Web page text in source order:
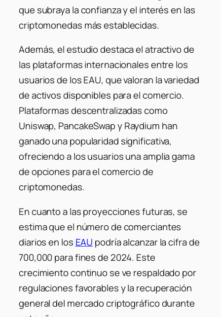
que subraya la confianza y el interés en las
criptomonedas más establecidas.
Además, el estudio destaca el atractivo de
las plataformas internacionales entre los
usuarios de los EAU, que valoran la variedad
de activos disponibles para el comercio.
Plataformas descentralizadas como
Uniswap, PancakeSwap y Raydium han
ganado una popularidad significativa,
ofreciendo a los usuarios una amplia gama
de opciones para el comercio de
criptomonedas.
En cuanto a las proyecciones futuras, se
estima que el número de comerciantes
diarios en los EAU podría alcanzar la cifra de
700,000 para fines de 2024. Este
crecimiento continuo se ve respaldado por
regulaciones favorables y la recuperación
general del mercado criptográfico durante